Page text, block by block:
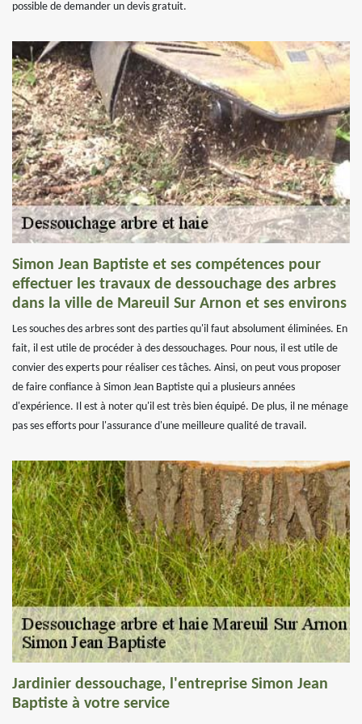
possible de demander un devis gratuit.
Simon Jean Baptiste et ses compétences pour
effectuer les travaux de dessouchage des arbres
dans la ville de Mareuil Sur Arnon et ses environs
Les souches des arbres sont des parties qu'il faut absolument éliminées. En
fait, il est utile de procéder à des dessouchages. Pour nous, il est utile de
convier des experts pour réaliser ces tâches. Ainsi, on peut vous proposer
de faire confiance à Simon Jean Baptiste qui a plusieurs années
d'expérience. Il est à noter qu'il est très bien équipé. De plus, il ne ménage
pas ses efforts pour l'assurance d'une meilleure qualité de travail.
Jardinier dessouchage, l'entreprise Simon Jean
Baptiste à votre service